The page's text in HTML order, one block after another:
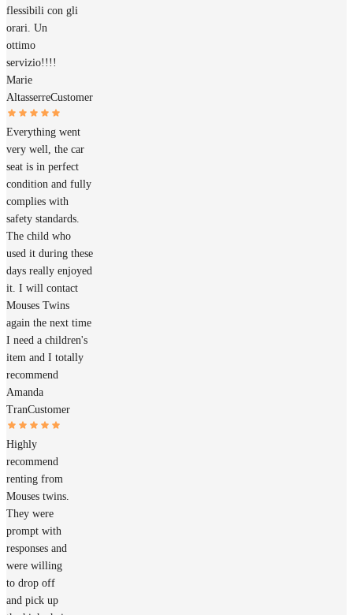
flessibili con gli
orari. Un
ottimo
servizio!!!!
Marie
AltasserreCustomer
Everything went
very well, the car
seat is in perfect
condition and fully
complies with
safety standards.
The child who
used it during these
days really enjoyed
it. I will contact
Mouses Twins
again the next time
I need a children's
item and I totally
recommend
Amanda
TranCustomer
Highly
recommend
renting from
Mouses twins.
They were
prompt with
responses and
were willing
to drop off
and pick up